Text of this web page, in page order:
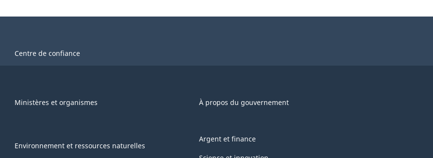
Centre de confiance
Ministères et organismes À propos du gouvernement
Environnement et ressources naturelles
Argent et finance